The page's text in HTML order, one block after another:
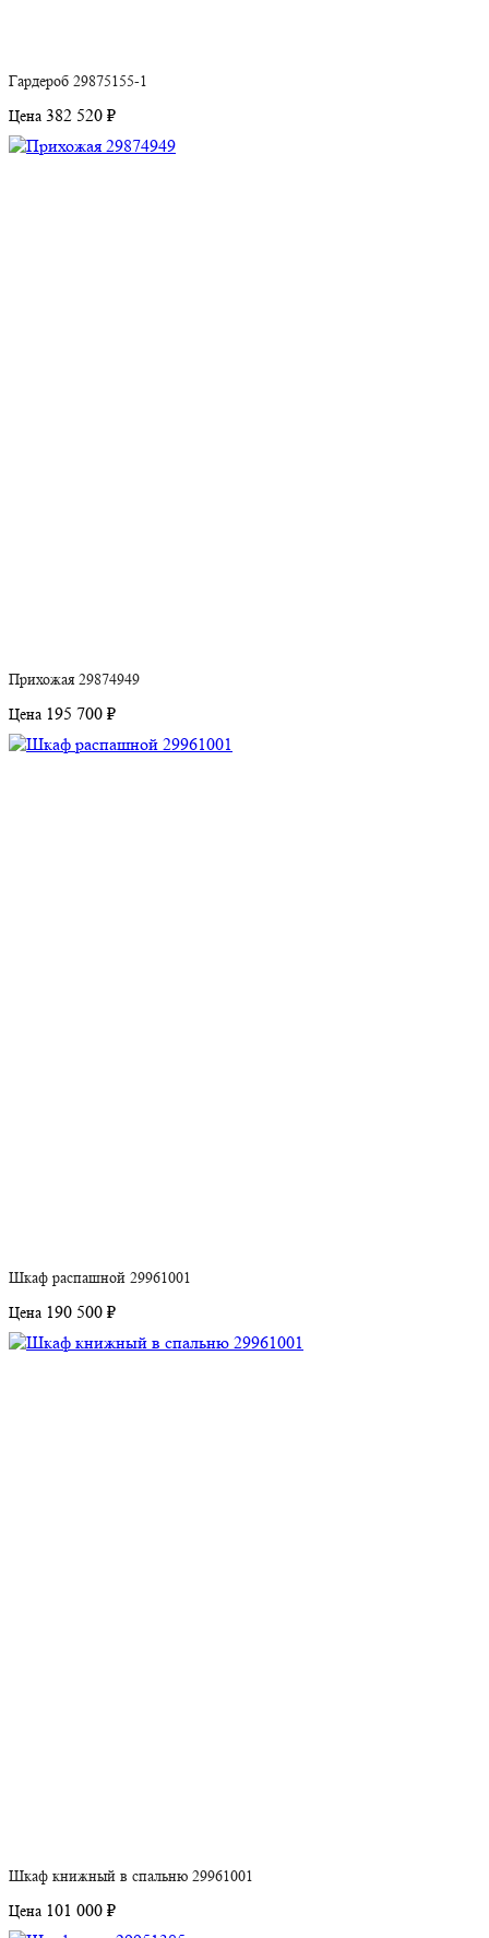
Гардероб 29875155-1
Цена 382 520 ₽
Прихожая 29874949
Цена 195 700 ₽
Шкаф распашной 29961001
Цена 190 500 ₽
Шкаф книжный в спальню 29961001
Цена 101 000 ₽